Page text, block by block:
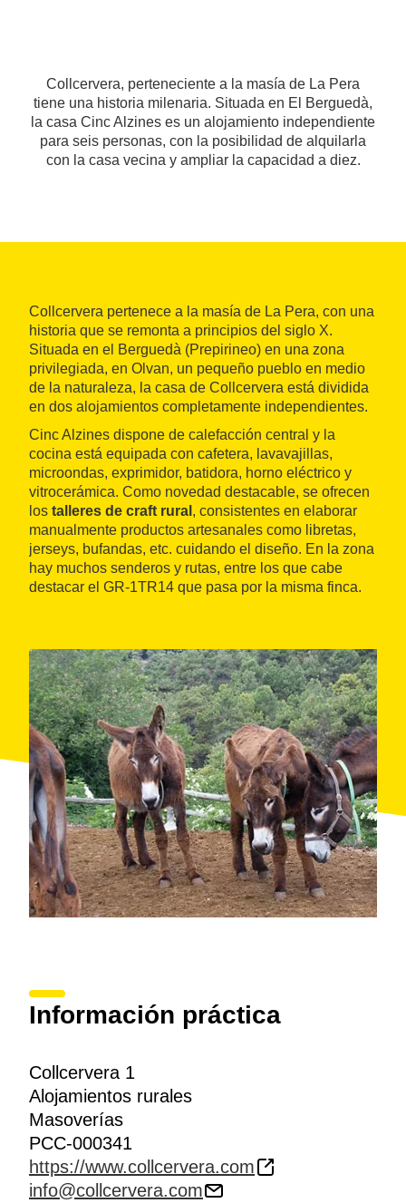
Collcervera, perteneciente a la masía de La Pera
tiene una historia milenaria. Situada en El Berguedà,
la casa Cinc Alzines es un alojamiento independiente
para seis personas, con la posibilidad de alquilarla
con la casa vecina y ampliar la capacidad a diez.
Collcervera pertenece a la masía de La Pera, con una
historia que se remonta a principios del siglo X.
Situada en el Berguedà (Prepirineo) en una zona
privilegiada, en Olvan, un pequeño pueblo en medio
de la naturaleza, la casa de Collcervera está dividida
en dos alojamientos completamente independientes.
Cinc Alzines dispone de calefacción central y la
cocina está equipada con cafetera, lavavajillas,
microondas, exprimidor, batidora, horno eléctrico y
vitrocerámica. Como novedad destacable, se ofrecen
los talleres de craft rural , consistentes en elaborar
manualmente productos artesanales como libretas,
jerseys, bufandas, etc. cuidando el diseño. En la zona
hay muchos senderos y rutas, entre los que cabe
destacar el GR-1TR14 que pasa por la misma finca.
Información práctica
Collcervera 1
Alojamientos rurales
Masoverías
PCC-000341
https://www.collcervera.com
info@collcervera.com